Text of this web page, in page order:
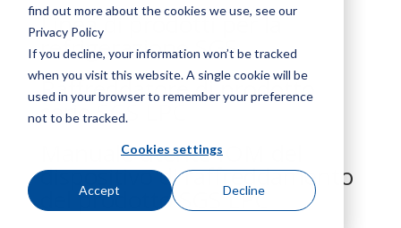
find out more about the cookies we use, see our
Privacy Policy
If you decline, your information won’t be tracked
when you visit this website. A single cookie will be
used in your browser to remember your preference
not to be tracked.
Cookies settings
Accept Decline
Linea di prodotti per la
refrigerazione SGS
Raffreddatore di prodotto
serie SGS LPC
Manuale utente IOM del
dispositivo di raffreddamento
del prodotto SGS LPC